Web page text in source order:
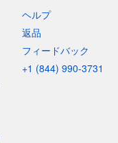
ヘルプ
返品
フィードバック
+1 (844) 990-3731